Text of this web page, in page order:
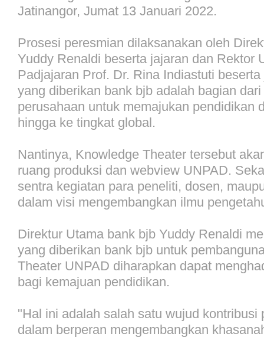
Jatinangor, Jumat 13 Januari 2022.
Prosesi peresmian dilaksanakan oleh
Yuddy Renaldi beserta jajaran dan Rektor
Padjajaran Prof. Dr. Rina Indiastuti
yang diberikan bank bjb adalah bagian
perusahaan untuk memajukan pendidikan
hingga ke tingkat global.
Nantinya, Knowledge Theater tersebut
ruang produksi dan webview UNPAD.
sentra kegiatan para peneliti, dosen,
dalam visi mengembangkan ilmu
Direktur Utama bank bjb Yuddy Renaldi
yang diberikan bank bjb untuk
Theater UNPAD diharapkan dapat
bagi kemajuan pendidikan.
"Hal ini adalah salah satu wujud kontribusi
dalam berperan mengembangkan